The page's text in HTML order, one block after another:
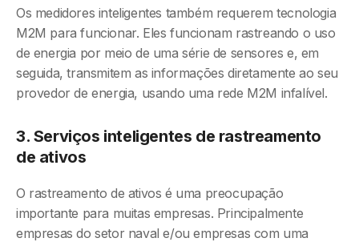
Os medidores inteligentes também requerem tecnologia
M2M para funcionar. Eles funcionam rastreando o uso
de energia por meio de uma série de sensores e, em
seguida, transmitem as informações diretamente ao seu
provedor de energia, usando uma rede M2M infalível.
3. Serviços inteligentes de rastreamento
de ativos
O rastreamento de ativos é uma preocupação
importante para muitas empresas. Principalmente
empresas do setor naval e/ou empresas com uma